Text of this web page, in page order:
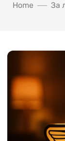
Home За